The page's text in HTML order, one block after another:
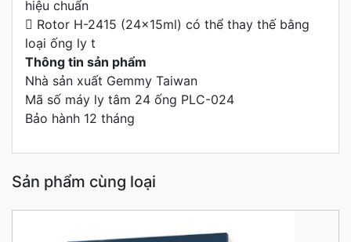
hiệu chuẩn
 Rotor H-2415 (24x15ml) có thể thay thế bằng
loại ống ly t
Thông tin sản phẩm
Nhà sản xuất Gemmy Taiwan
Mã số máy ly tâm 24 ống PLC-024
Bảo hành 12 tháng
Sản phẩm cùng loại